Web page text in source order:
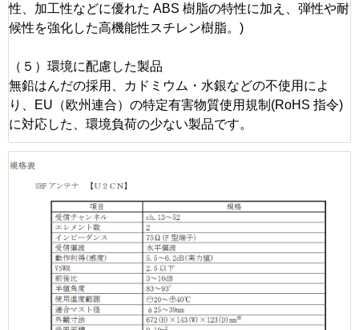
性、加工性などに優れた ABS 樹脂の特性に加え、弾性や耐
候性を強化した高機能性スチレン樹脂。)
（５）環境に配慮した製品
無鉛はんだの採用、カドミウム・水銀などの不使用によ
り、EU（欧州連合）の特定有害物質使用規制(RoHS 指令)
に対応した、環境負荷の少ない製品です。